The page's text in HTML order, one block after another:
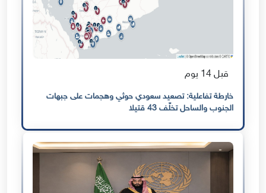
قبل 14 يوم
خارطة تفاعلية: تصعيد سعودي حوثي وهجمات على جبهات
الجنوب والساحل تخلّف 43 قتيلا